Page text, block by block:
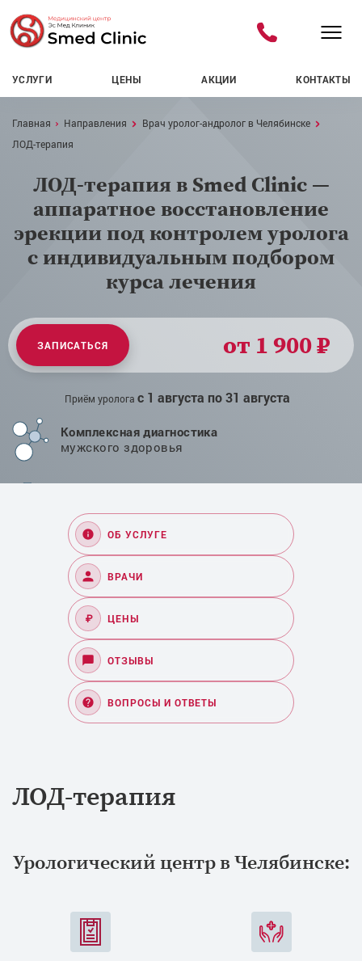
УСЛУГИ ЦЕНЫ АКЦИИ КОНТАКТЫ
Навигационная цепочка
Главная Направления
Врач уролог-андролог в Челябинске
ЛОД-терапия
ЛОД-терапия в Smed Clinic —
аппаратное восстановление
эрекции под контролем уролога
с индивидуальным подбором
курса лечения
ЗАПИСАТЬСЯ от 1 900 ₽
Приём уролога с 1 августа по 31 августа
Комплексная диагностика
мужского здоровья
лечения в Челябинске
ОБ УСЛУГЕ
ВРАЧИ
₽ ЦЕНЫ
ОТЗЫВЫ
ВОПРОСЫ И ОТВЕТЫ
ЛОД-терапия
Урологический центр в Челябинске: